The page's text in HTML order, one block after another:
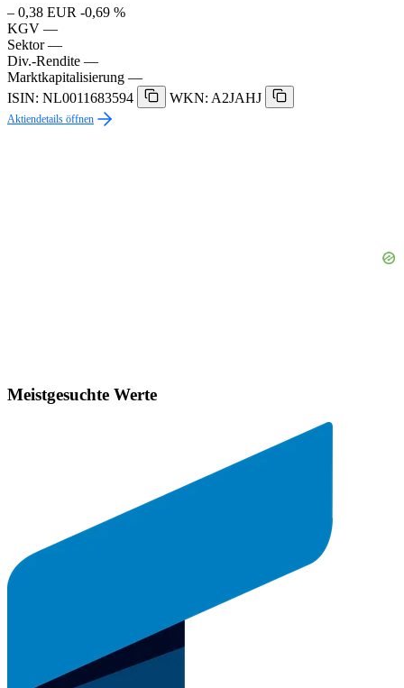
– 0,38 EUR -0,69 %
KGV —
Sektor —
Div.-Rendite —
Marktkapitalisierung —
ISIN: NL0011683594
WKN: A2JAHJ
Aktiendetails öffnen
Meistgesuchte Werte